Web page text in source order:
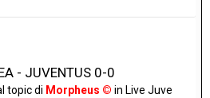
- JUVENTUS 0-0
topic di Morpheus © in Live Juve